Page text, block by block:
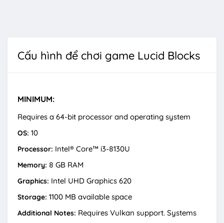
Cấu hình để chơi game Lucid Blocks
MINIMUM:
Requires a 64-bit processor and operating system
OS: 10
Processor: Intel® Core™ i3-8130U
Memory: 8 GB RAM
Graphics: Intel UHD Graphics 620
Storage: 1100 MB available space
Additional Notes: Requires Vulkan support. Systems